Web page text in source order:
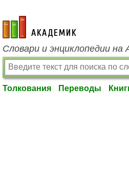
academic.ru
Словари и энциклопедии на
Толкования Переводы